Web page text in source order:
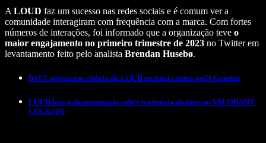
A LOUD faz um sucesso nas redes sociais e é comum ver a
comunidade interagiram com frequência com a marca. Com fortes
números de interações, foi informado que a organização teve o
maior engajamento no primeiro trimestre de 2023 no Twitter em
levantamento feito pelo analista Brendan Husebø.
BrTT aposta em vitória da LOUD na final contra paiN Gaming
LOUD lança documentário sobre trajetória do time no VALORANT
LOCK//IN